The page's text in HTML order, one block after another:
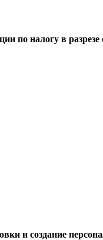
по налогу в
и создание